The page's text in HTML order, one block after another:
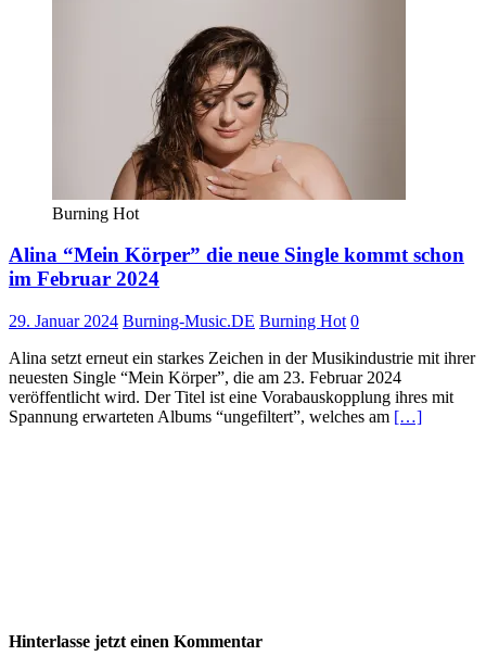
Burning Hot
Alina “Mein Körper” die neue Single kommt schon
im Februar 2024
29. Januar 2024 Burning-Music.DE Burning Hot 0
Alina setzt erneut ein starkes Zeichen in der Musikindustrie mit ihrer
neuesten Single “Mein Körper”, die am 23. Februar 2024
veröffentlicht wird. Der Titel ist eine Vorabauskopplung ihres mit
Spannung erwarteten Albums “ungefiltert”, welches am […]
Hinterlasse jetzt einen Kommentar